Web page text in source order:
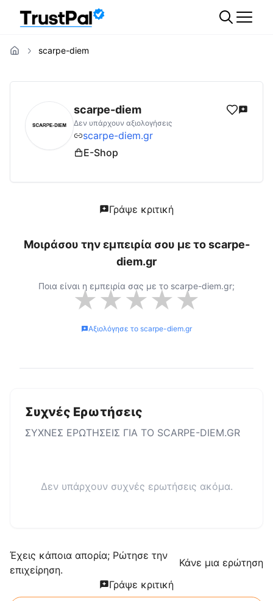
scarpe-diem
scarpe-diem.gr Αξιολογήσεις | Δες
scarpe-diem
Δεν υπάρχουν αξιολογήσεις
scarpe-diem.gr
E-Shop
Γράψε κριτική
Μοιράσου την εμπειρία σου με τοscarpe-
diem.gr
Ποια είναι η εμπειρία σας με το scarpe-diem.gr;
★★★★★
Αξιολόγησε το scarpe-diem.gr
Συχνές Ερωτήσεις
ΣΥΧΝΕΣ ΕΡΩΤΗΣΕΙΣ ΓΙΑ ΤΟ SCARPE-DIEM.GR
Δεν υπάρχουν συχνές ερωτήσεις ακόμα.
Έχεις κάποια απορία; Ρώτησε την
επιχείρηση.
Κάνε μια ερώτηση
Γράψε κριτική